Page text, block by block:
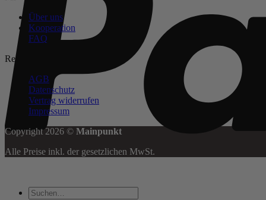
Über uns
Kooperation
FAQ
Rechtliches
AGB
Datenschutz
Vertrag widerrufen
Impressum
Copyright 2026 © Mainpunkt
Alle Preise inkl. der gesetzlichen MwSt.
Suchen